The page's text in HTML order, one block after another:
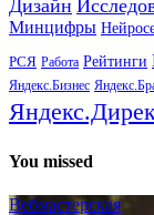
Дизайн
Минцифры
РСЯ Работа Рейтинги
Яндекс.Бизнес
You missed
Вебмастерская